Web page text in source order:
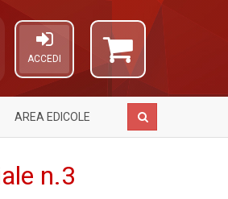
ACCEDI
AREA EDICOLE
n.3